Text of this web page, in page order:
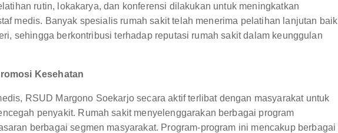
rutin, lokakarya, dan konferensi dilakukan untuk meningkatkan
medis. Banyak spesialis rumah sakit telah menerima pelatihan lanjutan baik
sehingga berkontribusi terhadap reputasi rumah sakit dalam keunggulan
Kesehatan
RSUD Margono Soekarjo secara aktif terlibat dengan masyarakat untuk
penyakit. Rumah sakit menyelenggarakan berbagai program
berbagai segmen masyarakat. Program-program ini mencakup berbagai